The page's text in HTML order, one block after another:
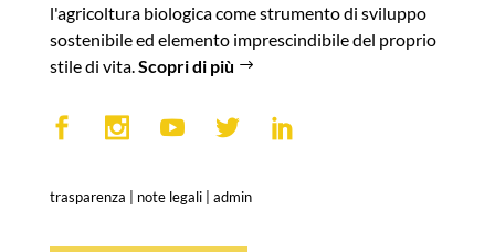
l'agricoltura biologica come strumento di sviluppo
sostenibile ed elemento imprescindibile del proprio
stile di vita. Scopri di più
trasparenza note legali| admin